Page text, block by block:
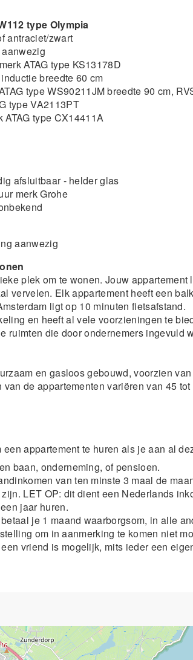
type Olympia
antraciet/zwart
ATAG type KS13178D
breedte 60 cm
type WS90211JM breedte 90 cm,
type VA2113PT
ATAG type CX14411A
afsluitbaar - helder glas
merk Grohe
aanwezig
plek om te wonen. Jouw
vervelen. Elk appartement heeft een
ligt op 10 minuten fietsafstand.
en heeft al vele voorzieningen te
ruimten die door ondernemers ingevuld
en gasloos gebouwd, voorzien
de appartementen variëren van 45
appartement te huren als je aan al
baan, onderneming, of pensioen.
van ten minste 3 maal de
LET OP: dit dient een Nederlands
jaar huren.
je 1 maand waarborgsom, in alle
om in aanmerking te komen niet
vriend is mogelijk, mits ieder een